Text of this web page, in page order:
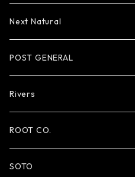
Next Natural
POST GENERAL
Rivers
ROOT CO.
SOTO